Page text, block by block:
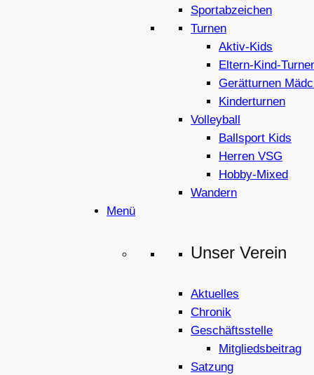
Sportabzeichen
Turnen
Aktiv-Kids
Eltern-Kind-
Gerätturnen
Kinderturnen
Volleyball
Ballsport Kids
Herren VSG
Hobby-Mixed
Wandern
Menü
Unser Verein
Aktuelles
Chronik
Geschäftsstelle
Mitgliedsbeitrag
Satzung